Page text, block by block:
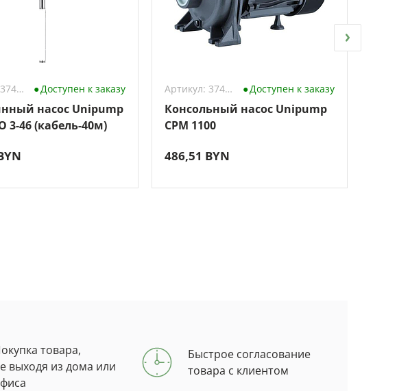
Артикул: 3744279 Доступен к заказу
насос Unipump
3-46 (кабель-40м)
Артикул: 3742471 Доступен к заказу
Консольный насос Unipump
CPM 1100
486,51 BYN
товара,
выходя из дома или
Быстрое согласование
товара с клиентом